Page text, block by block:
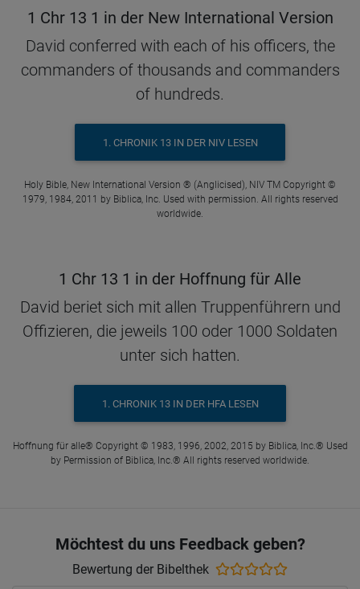
1 Chr 13 1 in der New International Version
David conferred with each of his officers, the
commanders of thousands and commanders
of hundreds.
1. CHRONIK 13 IN DER NIV LESEN
Holy Bible, New International Version ® (Anglicised), NIV TM Copyright ©
1979, 1984, 2011 by Biblica, Inc. Used with permission. All rights reserved
worldwide.
1 Chr 13 1 in der Hoffnung für Alle
David beriet sich mit allen Truppenführern und
Offizieren, die jeweils 100 oder 1000 Soldaten
unter sich hatten.
1. CHRONIK 13 IN DER HFA LESEN
Hoffnung für alle® Copyright © 1983, 1996, 2002, 2015 by Biblica, Inc.® Used
by Permission of Biblica, Inc.® All rights reserved worldwide.
Möchtest du uns Feedback geben?
Bewertung der Bibelthek